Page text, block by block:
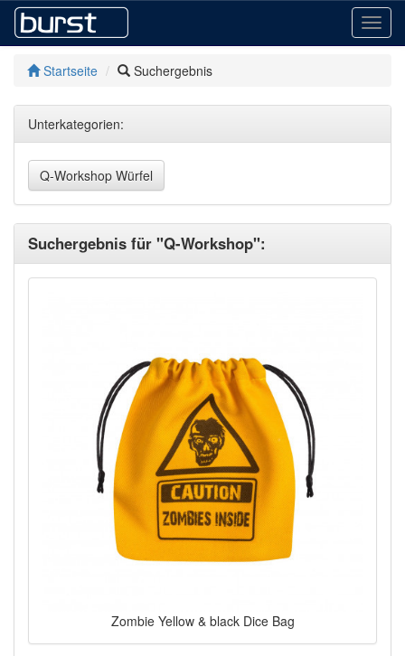
Startseite
Suchergebnis
Unterkategorien:
Q-Workshop Würfel
Suchergebnis für "Q-Workshop":
Zombie Yellow & black Dice Bag